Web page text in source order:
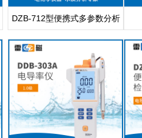
DZB-712型便携式多参数分析